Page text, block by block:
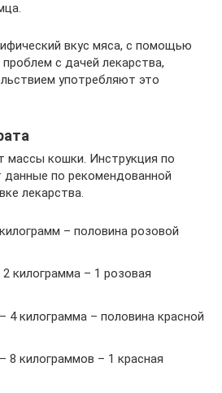
вкус мяса, с помощью
с дачей лекарства,
употребляют это
массы кошки. Инструкция по
по рекомендованной
лекарства.
– половина розовой
килограмма – 1 розовая
4 килограмма – половина красной
8 килограммов – 1 красная